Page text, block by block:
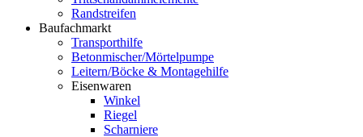
Randstreifen
Baufachmarkt
Transporthilfe
Betonmischer/Mörtelpumpe
Leitern/Böcke & Montagehilfe
Eisenwaren
Winkel
Riegel
Scharniere